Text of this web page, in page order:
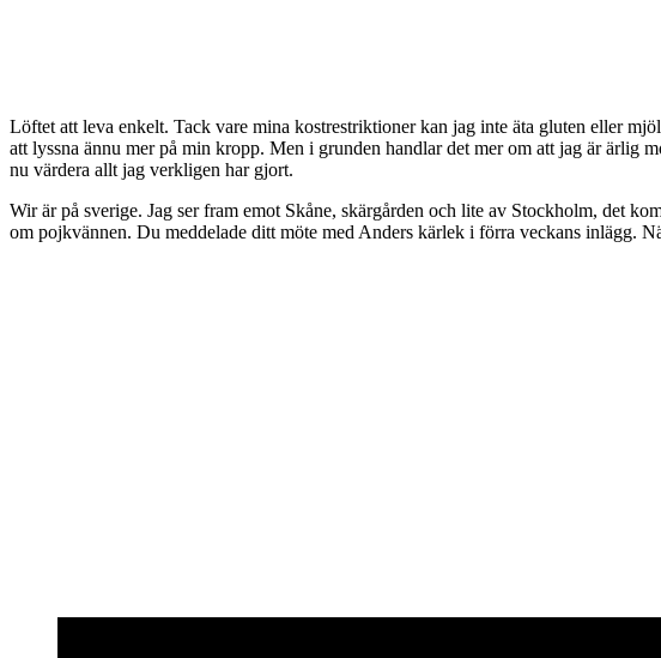
Löftet att leva enkelt. Tack vare mina kostrestriktioner kan jag inte äta gluten eller
att lyssna ännu mer på min kropp. Men i grunden handlar det mer om att jag är ärlig
nu värdera allt jag verkligen har gjort.
Wir är på sverige. Jag ser fram emot Skåne, skärgården och lite av Stockholm, det
om pojkvännen. Du meddelade ditt möte med Anders kärlek i förra veckans inlägg.